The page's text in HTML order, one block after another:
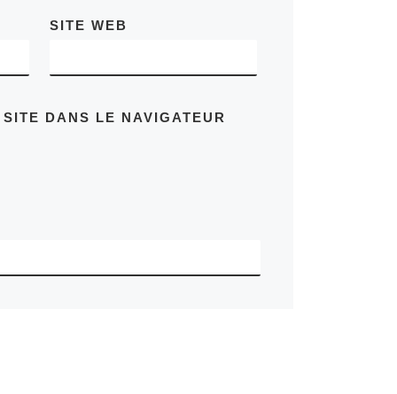
SITE WEB
DANS LE NAVIGATEUR